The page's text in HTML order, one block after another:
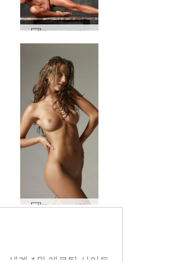
줄라 수평 #64
줄라 누드 #89